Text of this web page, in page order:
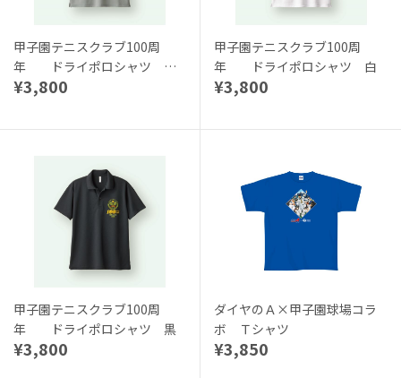
甲子園テニスクラブ100周
年 ドライポロシャツ グ
レー
¥3,800
甲子園テニスクラブ100周
年 ドライポロシャツ 白
¥3,800
甲子園テニスクラブ100周
年 ドライポロシャツ 黒
¥3,800
ダイヤのＡ×甲子園球場コラ
ボ Ｔシャツ
¥3,850